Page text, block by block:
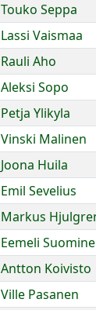
Touko Seppa
Lassi Vaismaa
Rauli Aho
Aleksi Sopo
Petja Ylikyla
Vinski Malinen
Joona Huila
Emil Sevelius
Markus
Eemeli
Antton Koivisto
Ville Pasanen